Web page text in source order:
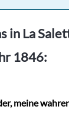
in La
1846:
meine